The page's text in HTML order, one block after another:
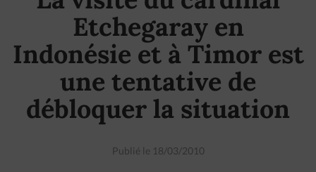
Etchegaray en
Indonésie et à Timor est
une tentative de
débloquer la situation
Publié le 18/03/2010